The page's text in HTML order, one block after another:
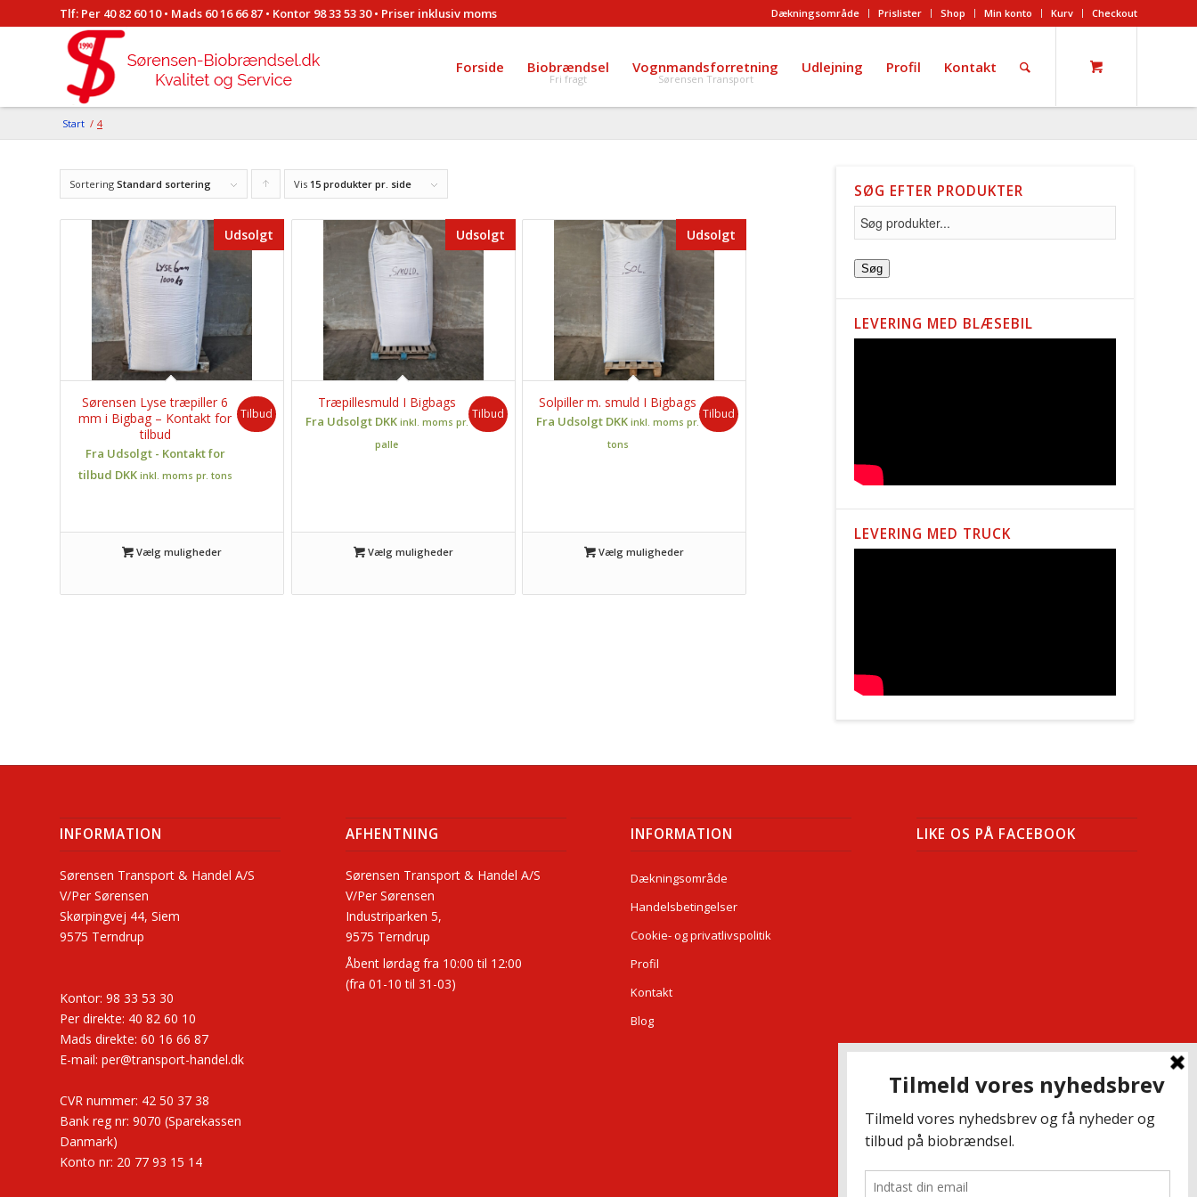
Dækningsområde Prislister Shop Min konto Kurv Checkout
Tlf: Per 40 82 60 10• Mads 60 16 66 87 • Kontor 98 33 53 30• Priser inklusiv moms
Forside Biobrændsel
Fri fragt
Vognmandsforretning
Sørensen Transport
Udlejning Profil Kontakt
Start / 4
Sortering Standard sortering Click
order
Vis 15 produkter pr. side
Udsolgt
Sørensen Lyse træpiller 6
mm i Bigbag – Kontakt for
tilbud
Fra Udsolgt - Kontakt for
tilbud DKK inkl. moms pr. tons
Tilbud
Vælg muligheder
Udsolgt
Træpillesmuld I Bigbags
Fra Udsolgt DKK inkl. moms pr.
palle
Tilbud
Vælg muligheder
Udsolgt
Solpiller m. smuld I Bigbags
Fra Udsolgt DKKinkl. moms pr.
tons
Tilbud
Vælg muligheder
SØG EFTER PRODUKTER
Søg
LEVERING MED BLÆSEBIL
LEVERING MED TRUCK
INFORMATION
Sørensen Transport & Handel A/S
V/Per Sørensen
Skørpingvej 44, Siem
9575 Terndrup
Kontor: 98 33 53 30
Per direkte: 40 82 60 10
Mads direkte: 60 16 66 87
E-mail: per@transport-handel.dk
CVR nummer: 42 50 37 38
Bank reg nr: 9070 (Sparekassen
Danmark)
Konto nr: 20 77 93 15 14
AFHENTNING
Sørensen Transport & Handel A/S
V/Per Sørensen
Industriparken 5,
9575 Terndrup
Åbent lørdag fra 10:00 til 12:00
(fra 01-10 til 31-03)
INFORMATION
Dækningsområde
Handelsbetingelser
Cookie- og privatlivspolitik
Profil
Kontakt
Blog
LIKE OS PÅ FACEBOOK